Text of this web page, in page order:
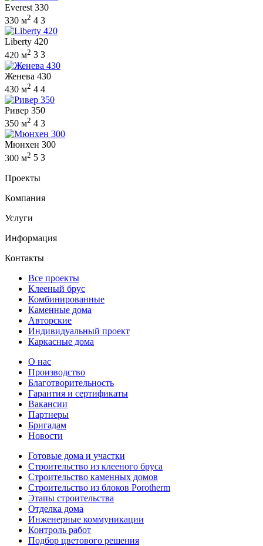
Everest 330
330 м2 4 3
Liberty 420
420 м2 3 3
Женева 430
430 м2 4 4
Ривер 350
350 м2 4 3
Мюнхен 300
300 м2 5 3
Проекты
Компания
Услуги
Информация
Контакты
Все проекты
Клееный брус
Комбинированные
Каменные дома
Авторские
Индивидуальный проект
Каркасные дома
О нас
Производство
Благотворительность
Гарантия и сертификаты
Вакансии
Партнеры
Бригадам
Новости
Готовые дома и участки
Строительство из клееного бруса
Строительство каменных домов
Строительство из блоков Porotherm
Этапы строительства
Отделка дома
Инженерные коммуникации
Контроль работ
Подбор цветового решения